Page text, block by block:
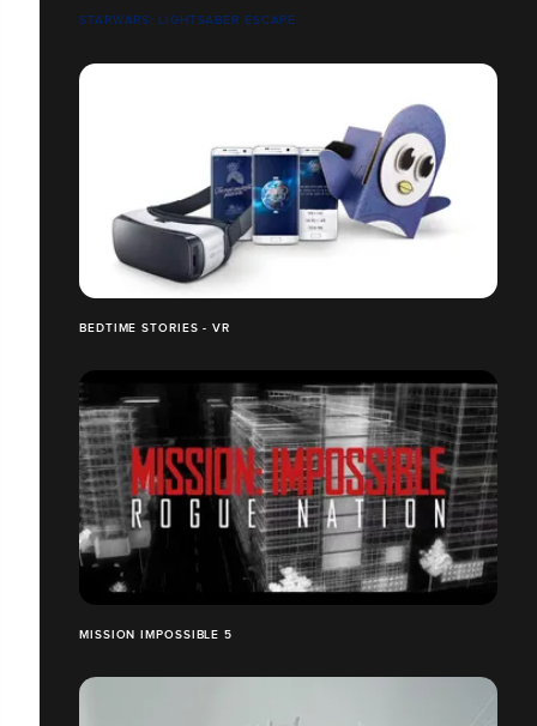
STARWARS: LIGHTSABER ESCAPE
BEDTIME STORIES - VR
MISSION IMPOSSIBLE 5